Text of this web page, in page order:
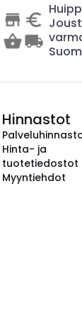
Hinnastot
Hinta- ja
tuotetiedostot
Myyntiehdot